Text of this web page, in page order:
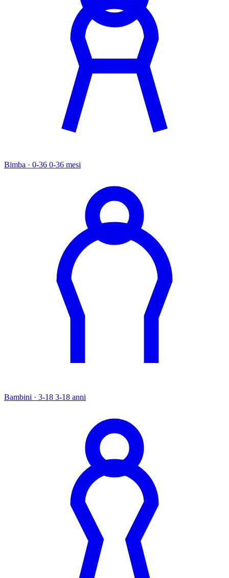
Bimba · 0-36 0-36 mesi
Bambini · 3-18 3-18 anni